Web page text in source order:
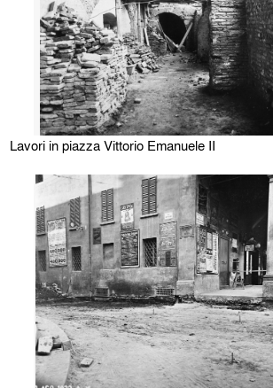
Lavori in piazza Vittorio Emanuele II